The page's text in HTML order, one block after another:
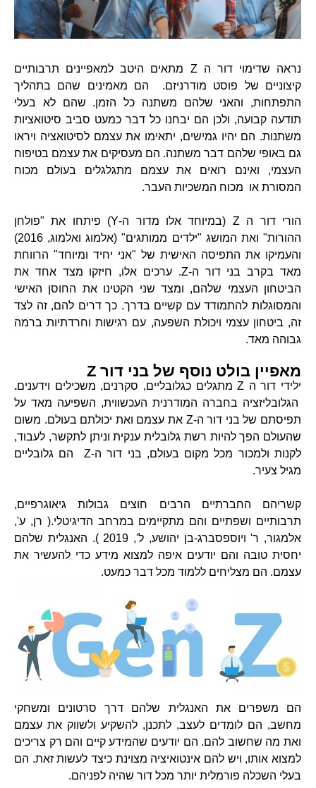
נראה שדימוי דור ה Z מתאים היטב למאפיינים תרבותיים
קיצוניים של פוסט מודרניזם. הם מאמינים שהם בתהליך
התפתחות, והאני שלהם משתנה כל הזמן. שהם לא בעלי
תודעה קבועה, ולכן הם יבחנו כל דבר כמעט סביב סיטואציות
משתנות. הם יהיו גמישים, יתאימו את עצמם לסיטואציה ויראו
גם באופי שלהם דבר משתנה. הם מעסיקים את עצמם בטיפוח
העצמי, ואינם רואים את עצמם מתגלגלים בעולם מכוח
המסורת או מכוח המשכיות העבר.
הורי דור ה Z (במיוחד אלו מדור ה-Y) פיתחו את "פולחן
ההורות" ואת המושג "ילדים ממותגים" (אלמוג ואלמוג, 2016)
והעמיקו את התפיסה האישית של "אני יחיד ומיוחד" הרווחת
מאד בקרב בני דור ה-Z. ערכים אלו, חיזקו מצד אחד את
הביטחון העצמי שלהם, ומצד שני הקטינו את החוסן האישי
והמסוגלות להתמודד עם קשיים בדרך. כך דרים להם, זה לצד
זה, ביטחון עצמי ויכולת השפעה, עם רגישות וחרדתיות ברמה
גבוהה מאד.
מאפיין בולט נוסף של בני דור Z
ילידי דור ה Z מתגלים כגלובליים, סקרנים, משכילים וידענים
.
הגלובליזציה בחברה המודרנית העכשווית, השפיעה מאד על
תפיסתם של בני דור ה-Z את עצמם ואת יכולתם בעולם. משום
שהעולם הפך להיות רשת גלובלית ענקית וניתן לתקשר, לעבוד,
לקנות ולמכור מכל מקום בעולם, בני דור ה-Z הם גלובליים
מגיל צעיר.
קשריהם החברתיים הרבים חוצים גבולות גיאוגרפיים,
תרבותיים ושפתיים והם מתקיימים במרחב הדיגיטלי.( רן, ע',
אלמגור, ר' ויוספסברג-בן יהושע, ל', 2019 ). האנגלית שלהם
יחסית טובה והם יודעים איפה למצוא מידע כדי להעשיר את
עצמם. הם מצליחים ללמוד מכל דבר כמעט.
הם משפרים את האנגלית שלהם דרך סרטונים ומשחקי
מחשב, הם לומדים לעצב, לתכנן, להשקיע ולשווק את עצמם
ואת מה שחשוב להם. הם יודעים שהמידע קיים והם רק צריכים
למצוא אותו, ויש להם אינטואיציה מצוינת כיצד לעשות זאת. הם
בעלי השכלה פורמלית יותר מכל דור שהיה לפניהם.